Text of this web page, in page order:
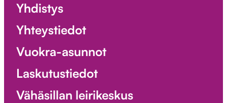
Yhdistys
Yhteystiedot
Vuokra-asunnot
Laskutustiedot
Vähäsillan leirikeskus